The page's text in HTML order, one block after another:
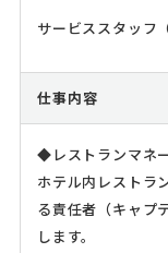
サービススタッフ
仕事内容
◆レストランマネ
ホテル内レストラ
る責任者（キャプ
します。